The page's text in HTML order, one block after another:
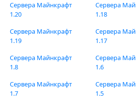
Сервера Майнкрафт
1.20
Сервера Майнкрафт
1.19
Сервера
1.18
Сервера
1.17
Сервера Майнкрафт
1.8
Сервера Майнкрафт
1.7
Сервера
1.6
Сервера
1.5